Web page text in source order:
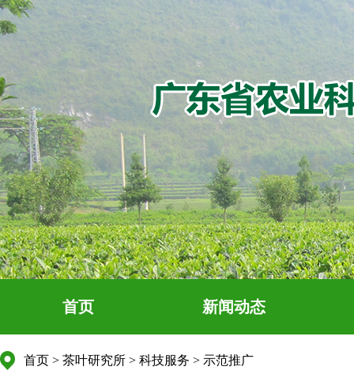
首页 新闻动态
首页 > 茶叶研究所 > 科技服务 > 示范推广